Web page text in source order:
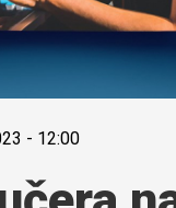
- 12:00